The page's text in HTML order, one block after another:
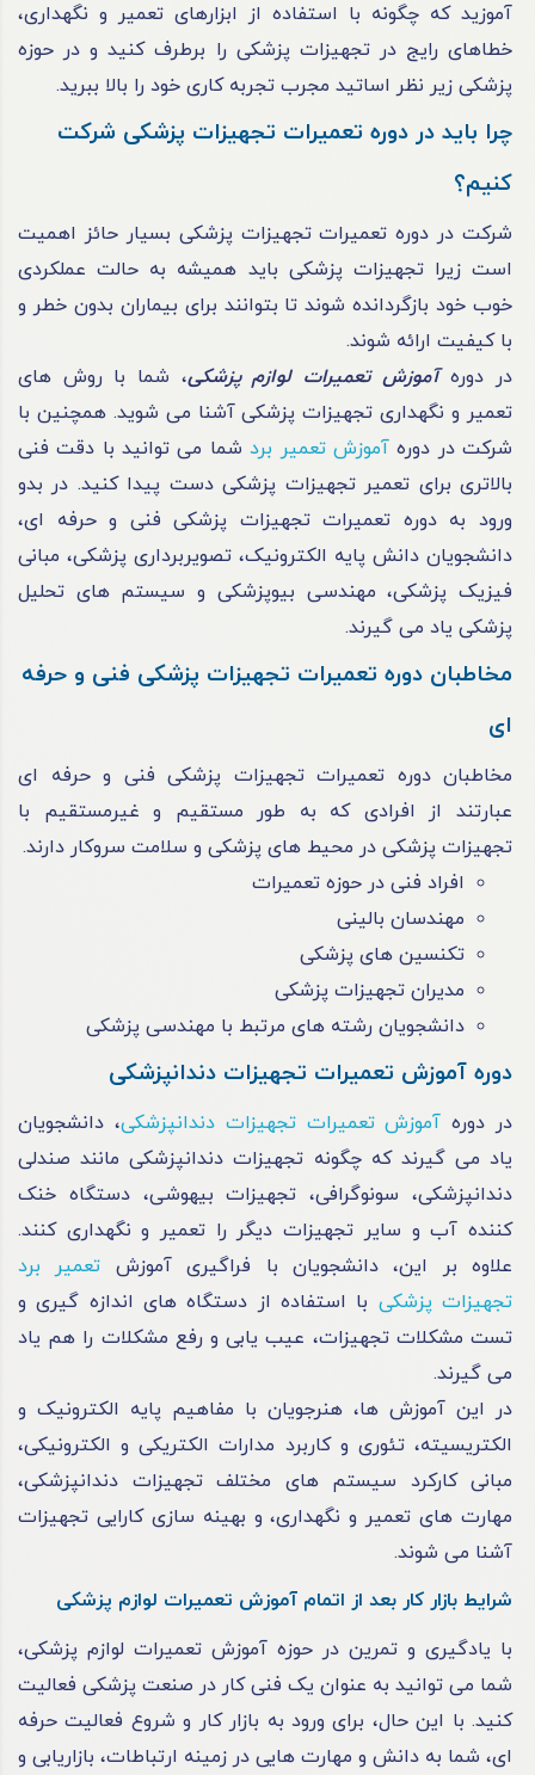
آموزید که چگونه با استفاده از ابزارهای تعمیر و نگهداری،
خطاهای رایج در تجهیزات پزشکی را برطرف کنید و در حوزه
پزشکی زیر نظر اساتید مجرب تجربه کاری خود را بالا ببرید.
چرا باید در دوره تعمیرات تجهیزات پزشکی شرکت
کنیم؟
شرکت در دوره تعمیرات تجهیزات پزشکی بسیار حائز اهمیت
است زیرا تجهیزات پزشکی باید همیشه به حالت عملکردی
خوب خود بازگردانده شوند تا بتوانند برای بیماران بدون خطر و
با کیفیت ارائه شوند.
در دورهآموزش تعمیرات لوازم پزشکی، شما با روش‌ های
تعمیر و نگهداری تجهیزات پزشکی آشنا می ‌شوید. همچنین با
شرکت در دورهآموزش تعمیر بردشما می توانید با دقت فنی
بالاتری برای تعمیر تجهیزات پزشکی دست پیدا کنید. در بدو
ورود به دوره تعمیرات تجهیزات پزشکی فنی و حرفه ای،
دانشجویان دانش پایه الکترونیک، تصویربرداری پزشکی، مبانی
فیزیک پزشکی، مهندسی بیوپزشکی و سیستم های تحلیل
پزشکی یاد می گیرند.
مخاطبان دوره تعمیرات تجهیزات پزشکی فنی و حرفه
ای
مخاطبان دوره تعمیرات تجهیزات پزشکی فنی و حرفه ای
عبارتند از افرادی که به طور مستقیم و غیرمستقیم با
تجهیزات پزشکی در محیط های پزشکی و سلامت سروکار دارند.
افراد فنی در حوزه تعمیرات
مهندسان بالینی
تکنسین‌ های پزشکی
مدیران تجهیزات پزشکی
دانشجویان رشته‌ های مرتبط با مهندسی پزشکی
دوره آموزش تعمیرات تجهیزات دندانپزشکی
در دوره آموزش تعمیرات تجهیزات دندانپزشکی، دانشجویان
یاد می ‌گیرند که چگونه تجهیزات دندانپزشکی مانند صندلی
دندانپزشکی، سونوگرافی، تجهیزات بیهوشی، دستگاه خنک
کننده آب و سایر تجهیزات دیگر را تعمیر و نگهداری کنند.
علاوه بر این، دانشجویان با فراگیری آموزش تعمیر برد
تجهیزات پزشکی با استفاده از دستگاه‌ های اندازه ‌گیری و
تست مشکلات تجهیزات، عیب ‌یابی و رفع مشکلات را هم یاد
می‌ گیرند.
در این آموزش ‌ها، هنرجویان با مفاهیم پایه الکترونیک و
الکتریسیته، تئوری و کاربرد مدارات الکتریکی و الکترونیکی،
مبانی کارکرد سیستم‌ های مختلف تجهیزات دندانپزشکی،
مهارت‌ های تعمیر و نگهداری، و بهینه‌ سازی کارایی تجهیزات
آشنا می ‌شوند.
شرایط بازار کار بعد از اتمام آموزش تعمیرات لوازم پزشکی
با یادگیری و تمرین در حوزه آموزش تعمیرات لوازم پزشکی،
شما می توانید به عنوان یک فنی کار در صنعت پزشکی فعالیت
کنید. با این حال، برای ورود به بازار کار و شروع فعالیت حرفه
ای، شما به دانش و مهارت هایی در زمینه ارتباطات، بازاریابی و